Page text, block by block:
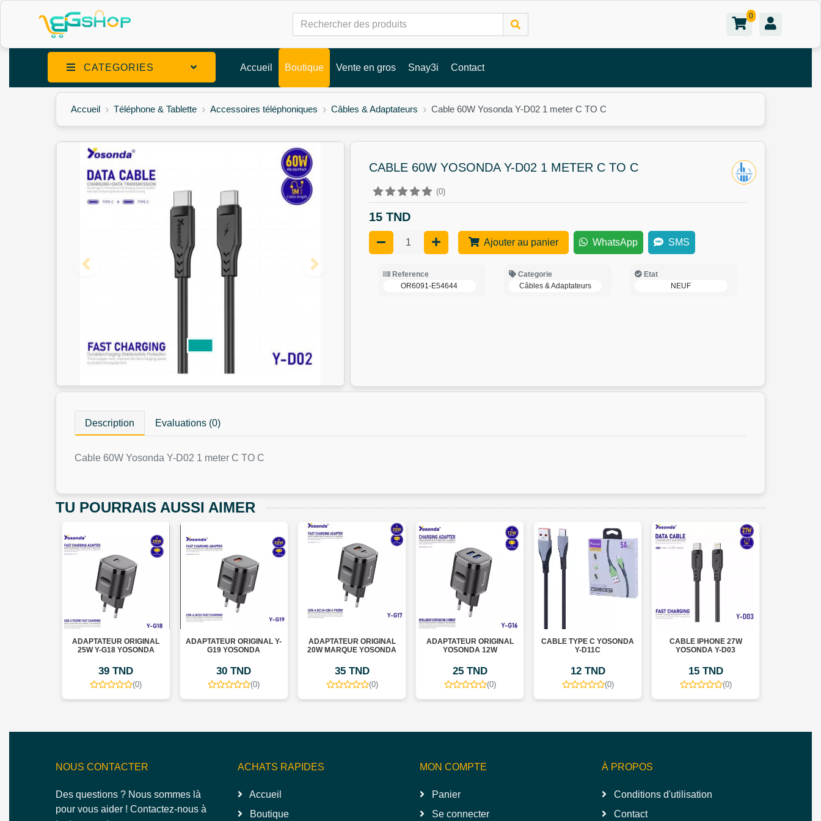
0
CATEGORIES Accueil Boutique Vente en gros Snay3i Contact
Accueil Téléphone & Tablette Accessoires téléphoniques Câbles & Adaptateurs Cable 60W Yosonda Y-D02 1 meter C TO C
CABLE 60W YOSONDA Y-D02 1 METER C TO C
(0)
15 TND
Ajouter au panier WhatsApp SMS
Reference
OR6091-E54644
Categorie
Câbles & Adaptateurs
Etat
NEUF
Description Evaluations (0)
Cable 60W Yosonda Y-D02 1 meter C TO C
TU POURRAIS AUSSI AIMER
ADAPTATEUR ORIGINAL
25W Y-G18 YOSONDA
39 TND
(0)
ADAPTATEUR ORIGINAL Y-
G19 YOSONDA
30 TND
(0)
ADAPTATEUR ORIGINAL
20W MARQUE YOSONDA
35 TND
(0)
ADAPTATEUR ORIGINAL
YOSONDA 12W
25 TND
(0)
CABLE TYPE C YOSONDA
Y-D11C
12 TND
(0)
CABLE IPHONE 27W
YOSONDA Y-D03
15 TND
(0)
NOUS CONTACTER
Des questions ? Nous sommes là
pour vous aider ! Contactez-nous à
ACHATS RAPIDES
Accueil
Boutique
MON COMPTE
Panier
Se connecter
À PROPOS
Conditions d'utilisation
Contact